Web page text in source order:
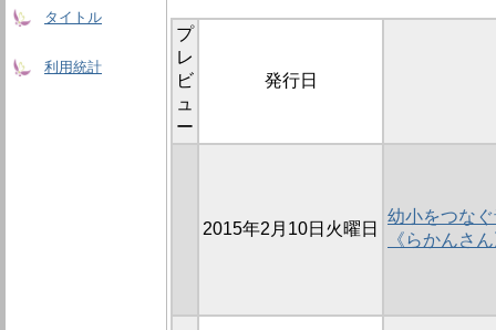
タイトル
利用統計
プ
レ
ビ
ュ
ー
発行日
2015年2月10日火曜日
幼小をつな
《らかんさ